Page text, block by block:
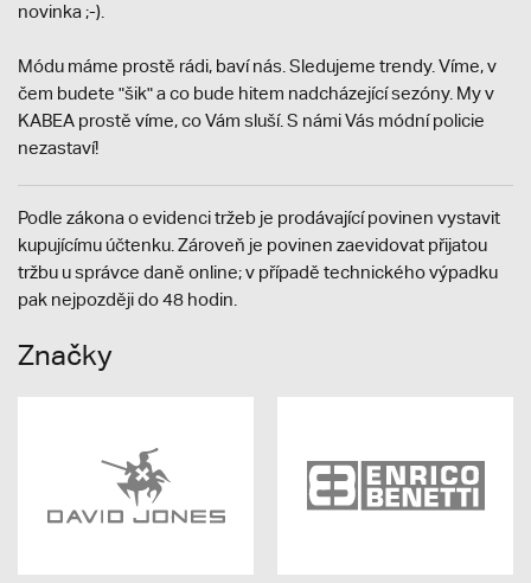
novinka ;-).
Módu máme prostě rádi, baví nás. Sledujeme trendy. Víme, v
čem budete "šik" a co bude hitem nadcházející sezóny. My v
KABEA prostě víme, co Vám sluší. S námi Vás módní policie
nezastaví!
Podle zákona o evidenci tržeb je prodávající povinen vystavit
kupujícímu účtenku. Zároveň je povinen zaevidovat přijatou
tržbu u správce daně online; v případě technického výpadku
pak nejpozději do 48 hodin.
Značky